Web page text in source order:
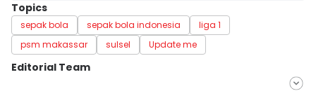
Topics
sepak bola sepak bola indonesia
liga 1
psm makassar
sulsel Update me
Editorial Team